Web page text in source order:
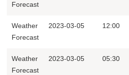
Forecast
Weather
Forecast
2023-03-05 12:00
Weather
Forecast
2023-03-05 05:30